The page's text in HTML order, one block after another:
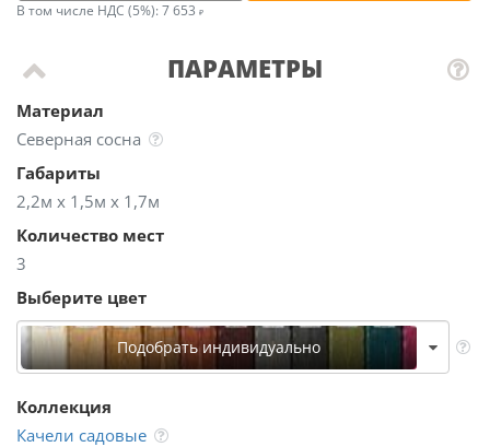
ПАРАМЕТРЫ
Материал
Северная сосна
Габариты
2,2м х 1,5м х 1,7м
Количество мест
3
Выберите цвет
Подобрать индивидуально
Коллекция
Качели садовые
В том числе НДС (5%): 7 653